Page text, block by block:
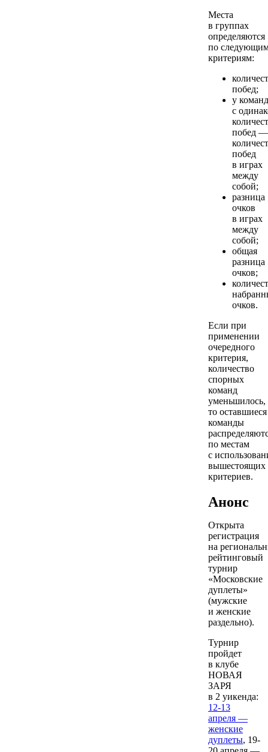
Места
в группах
определяются
по
критериям:
побед;
у команд
с
побед —
побед
в играх
между
собой;
разница
очков
в играх
между
собой;
общая
разница
очков;
очков.
Если при
применении
очередного
критерия,
количество
спорных
команд
уменьшилось,
то оставшиеся
команды
по местам
с
вышестоящих
критериев.
Анонс
Открыта
регистрация
на
рейтинговый
турнир
«Московские
дуплеты»
(мужские
и женские
раздельно).
Турнир
пройдет
в клубе
НОВАЯ
ЗАРЯ
в 2 уикенда:
12-13
апреля —
женские
дуплеты, 19-